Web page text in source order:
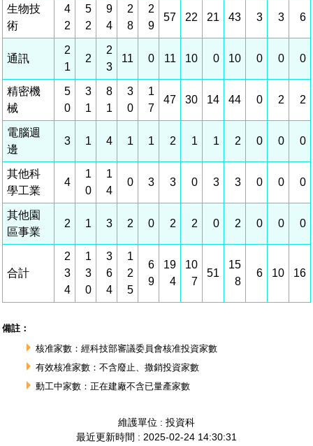
廉政資訊
公職人員及關係人補助交易身分關係公開專區
機關採購廉政平臺
檔案應用服務須知
檔案應用及宣導活動
檔案教育訓練及標竿學習
檔案管理局相關連結
WebMail(新)
園區資源再生中心
污水處理廠
園區土地廠房宿舍出租資訊
污水處理廠
水電供應
園區土地廠房宿舍出租資訊
污水處理廠
廠商名錄
園區公會資訊
研究機構
育成中心
文化藝術
公共藝術
考古遺址
南科新港堂
園區生活
生活服務
園區宿舍簡介
自行車道網
南科實中
人文景觀地圖
創新創業
南科AI_ROBOT自造基地
南科創業工坊
永續園區
企業社會責任
永續LOHAS綠色園區
生態資產
「沙崙生態科學園區生態保育協作平台」公開資訊
工商業務
通關業務
工安管理
環保管理
勞資管理
建築管理
營建管理
電子公文交換
宿舍租金費用
污水費
廢棄物清除處理費
園區培訓課程
科學園區人才培育補助計畫
新興科技應用計畫
敦親睦鄰經費補助
園區參訪申請
性平專區
園區廠商採購資訊